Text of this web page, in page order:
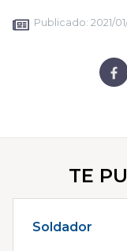
Publicado: 2021/
TE
Soldador